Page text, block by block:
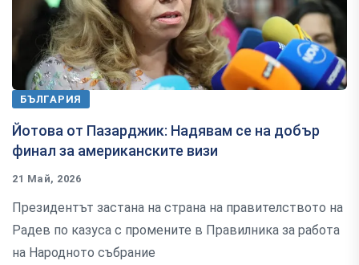
БЪЛГАРИЯ
Йотова от Пазарджик: Надявам се на добър
финал за американските визи
21 Май, 2026
Президентът застана на страна на правителството на
Радев по казуса с промените в Правилника за работа
на Народното събрание